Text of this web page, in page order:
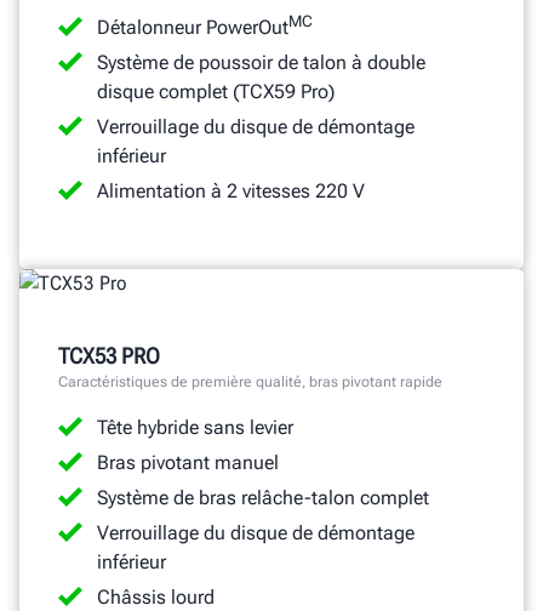
Détalonneur PowerOutMC
Système de poussoir de talon à double
disque complet (TCX59 Pro)
Verrouillage du disque de démontage
inférieur
Alimentation à 2 vitesses 220 V
TCX53 PRO
Caractéristiques de première qualité, bras pivotant rapide
Tête hybride sans levier
Bras pivotant manuel
Système de bras relâche-talon complet
Verrouillage du disque de démontage
inférieur
Châssis lourd